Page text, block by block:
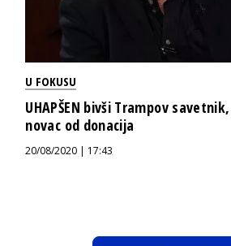
U FOKUSU
UHAPŠEN bivši Trampov savetnik,
novac od donacija
20/08/2020 | 17:43